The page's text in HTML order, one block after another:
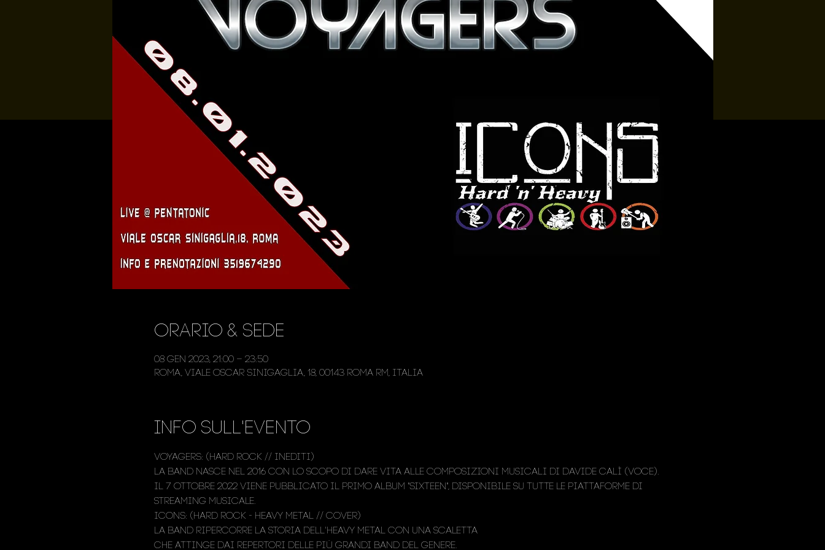
Orario & Sede
08 gen 2023, 21:00 – 23:50
Roma, Viale Oscar Sinigaglia, 18, 00143 Roma RM, Italia
Info sull'evento
VOYAGERS: (Hard Rock // Inediti)
La band nasce nel 2016 con lo scopo di dare vita alle composizioni musicali di Davide Calì (Voce).
Il 7 Ottobre 2022 viene pubblicato il primo album "SIXTEEN", disponibile su tutte le piattaforme di
streaming musicale.
ICONS: (Hard Rock - Heavy Metal // Cover)
La band ripercorre la storia dell'Heavy Metal con una scaletta
che attinge dai repertori delle più grandi band del genere.